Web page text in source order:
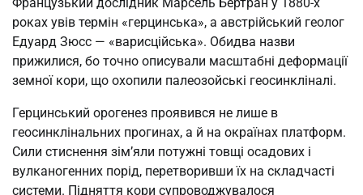
роках увів термін «герцинська», а австрійський геолог
Едуард Зюсс — «варисційська». Обидва назви
прижилися, бо точно описували масштабні деформації
земної кори, що охопили палеозойські геосинкліналі.
Герцинський орогенез проявився не лише в
геосинклінальних прогинах, а й на окраїнах платформ.
Сили стиснення зім’яли потужні товщі осадових і
вулканогенних порід, перетворивши їх на складчасті
системи. Підняття кори супроводжувалося